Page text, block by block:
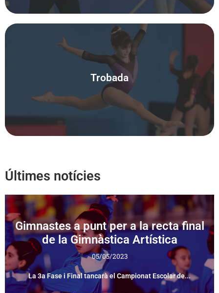
Trobada
Pròximament
Últimes notícies
Gimnastes a punt per a la recta final
de la Gimnàstica Artística
05/05/2023
La 3a Fase i Final tancarà el Campionat Escolar de...